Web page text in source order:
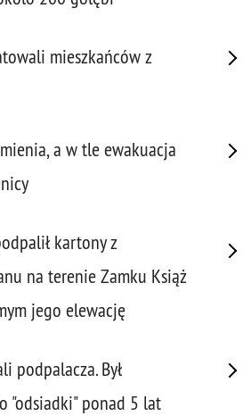
mieszkańców z
a w tle ewakuacja
kartony z
na terenie Zamku Książ
jego elewację
podpalacza. Był
"odsiadki" ponad 5 lat